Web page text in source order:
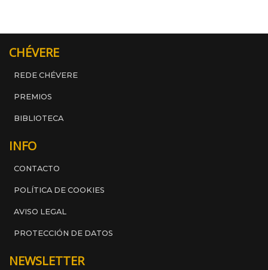
CHÉVERE
REDE CHÉVERE
PREMIOS
BIBLIOTECA
INFO
CONTACTO
POLÍTICA DE COOKIES
AVISO LEGAL
PROTECCIÓN DE DATOS
NEWSLETTER